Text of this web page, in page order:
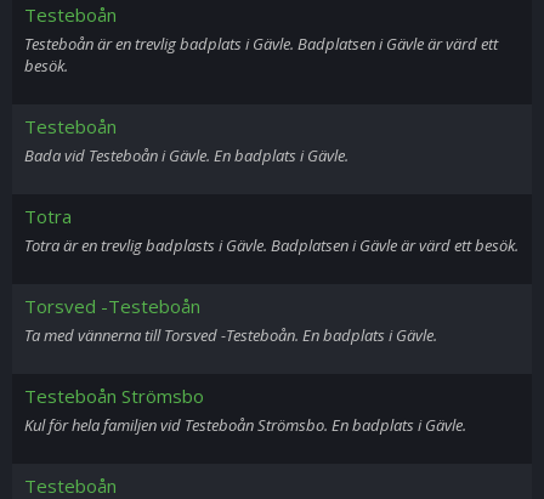
Testeboån
Testeboån är en trevlig badplats i Gävle. Badplatsen i Gävle är värd ett
besök.
Testeboån
Bada vid Testeboån i Gävle. En badplats i Gävle.
Totra
Totra är en trevlig badplasts i Gävle. Badplatsen i Gävle är värd ett besök.
Torsved -Testeboån
Ta med vännerna till Torsved -Testeboån. En badplats i Gävle.
Testeboån Strömsbo
Kul för hela familjen vid Testeboån Strömsbo. En badplats i Gävle.
Testeboån